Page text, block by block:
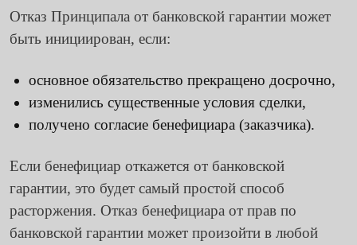
Отказ Принципала от банковской гарантии может
быть инициирован, если:
основное обязательство прекращено досрочно,
изменились существенные условия сделки,
получено согласие бенефициара (заказчика).
Если бенефициар откажется от банковской
гарантии, это будет самый простой способ
расторжения. Отказ бенефициара от прав по
банковской гарантии может произойти в любой